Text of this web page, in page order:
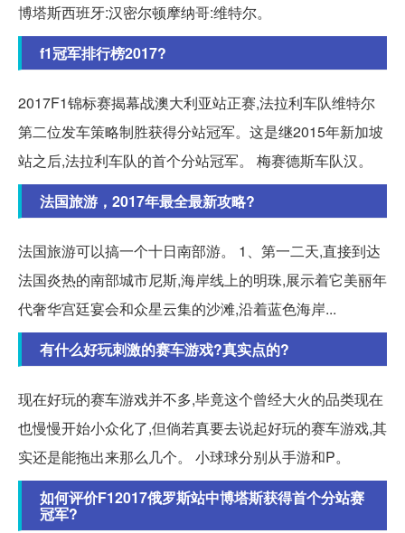
博塔斯西班牙:汉密尔顿摩纳哥:维特尔。
f1冠军排行榜2017?
2017F1锦标赛揭幕战澳大利亚站正赛,法拉利车队维特尔
第二位发车策略制胜获得分站冠军。这是继2015年新加坡
站之后,法拉利车队的首个分站冠军。 梅赛德斯车队汉。
法国旅游，2017年最全最新攻略?
法国旅游可以搞一个十日南部游。 1、第一二天,直接到达
法国炎热的南部城市尼斯,海岸线上的明珠,展示着它美丽年
代奢华宫廷宴会和众星云集的沙滩,沿着蓝色海岸...
有什么好玩刺激的赛车游戏?真实点的?
现在好玩的赛车游戏并不多,毕竟这个曾经大火的品类现在
也慢慢开始小众化了,但倘若真要去说起好玩的赛车游戏,其
实还是能拖出来那么几个。 小球球分别从手游和P。
如何评价F12017俄罗斯站中博塔斯获得首个分站赛
冠军?